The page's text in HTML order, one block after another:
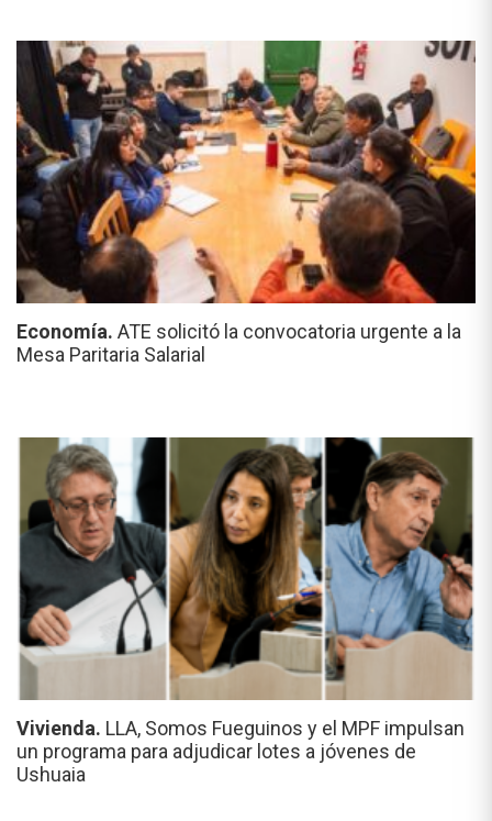
Economía. ATE solicitó la convocatoria urgente a la
Mesa Paritaria Salarial
Vivienda. LLA, Somos Fueguinos y el MPF impulsan
un programa para adjudicar lotes a jóvenes de
Ushuaia